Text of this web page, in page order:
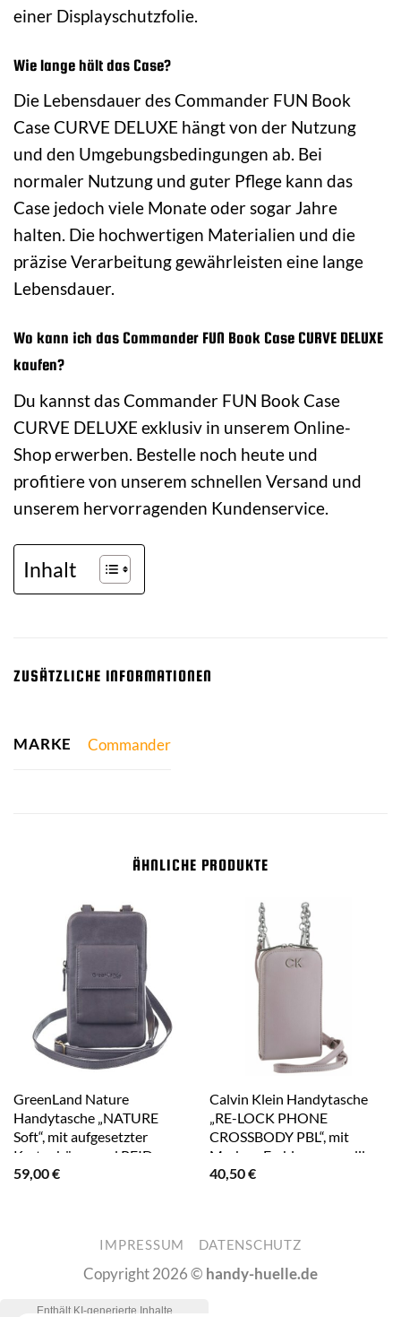
einer Displayschutzfolie.
Wie lange hält das Case?
Die Lebensdauer des Commander FUN Book
Case CURVE DELUXE hängt von der Nutzung
und den Umgebungsbedingungen ab. Bei
normaler Nutzung und guter Pflege kann das
Case jedoch viele Monate oder sogar Jahre
halten. Die hochwertigen Materialien und die
präzise Verarbeitung gewährleisten eine lange
Lebensdauer.
Wo kann ich das Commander FUN Book Case CURVE DELUXE
kaufen?
Du kannst das Commander FUN Book Case
CURVE DELUXE exklusiv in unserem Online-
Shop erwerben. Bestelle noch heute und
profitiere von unserem schnellen Versand und
unserem hervorragenden Kundenservice.
Inhalt
ZUSÄTZLICHE INFORMATIONEN
MARKE Commander
ÄHNLICHE PRODUKTE
GreenLand Nature
Handytasche „NATURE
Soft“, mit aufgesetzter
Kartenbörse und RFID-
Schutz grau
59,00€
Calvin Klein Handytasche
„RE-LOCK PHONE
CROSSBODY PBL“, mit
Marken-Emblem vorne lila
40,50€
IMPRESSUM DATENSCHUTZ
Copyright 2026 © handy-huelle.de